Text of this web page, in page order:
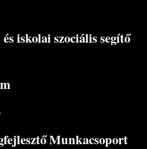
iskolai szociális segítő
Munkacsoport